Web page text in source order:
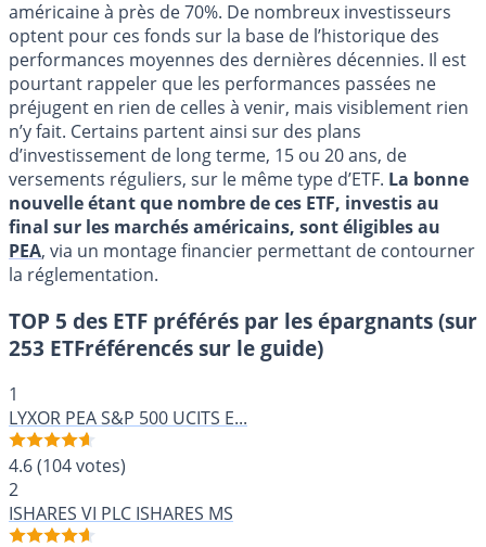
américaine à près de 70%. De nombreux investisseurs
optent pour ces fonds sur la base de l’historique des
performances moyennes des dernières décennies. Il est
pourtant rappeler que les performances passées ne
préjugent en rien de celles à venir, mais visiblement rien
n’y fait. Certains partent ainsi sur des plans
d’investissement de long terme, 15 ou 20 ans, de
versements réguliers, sur le même type d’ETF. La bonne
nouvelle étant que nombre de ces ETF, investis au
final sur les marchés américains, sont éligibles au
PEA, via un montage financier permettant de contourner
la réglementation.
TOP 5 des ETF préférés par les épargnants (sur
253 ETFréférencés sur le guide)
1
LYXOR PEA S&P 500 UCITS E...
4.6(104 votes)
2
ISHARES VI PLC ISHARES MS